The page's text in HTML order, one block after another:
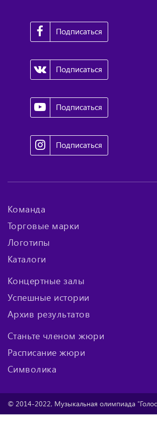
Подписаться
Подписаться
Подписаться
Подписаться
Команда
Торговые марки
Логотипы
Каталоги
Концертные залы
Успешные истории
Архив результатов
Станьте членом жюри
Расписание жюри
Символика
© 2014-2022, Музыкальная олимпиада "Голос